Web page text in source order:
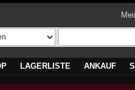
LAGERLISTE ANKAUF